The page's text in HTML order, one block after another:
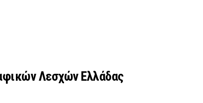
Λεσχών Ελλάδας